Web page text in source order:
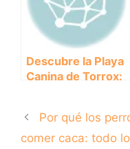
Descubre la Playa
Canina de Torrox:
Por qué los
comer caca: todo